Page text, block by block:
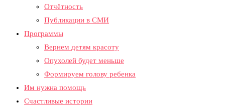
Отчётность
Публикации в СМИ
Программы
Вернем детям красоту​
Опухолей будет меньше​
Формируем голову ребенка​
Им нужна помощь
Счастливые истории